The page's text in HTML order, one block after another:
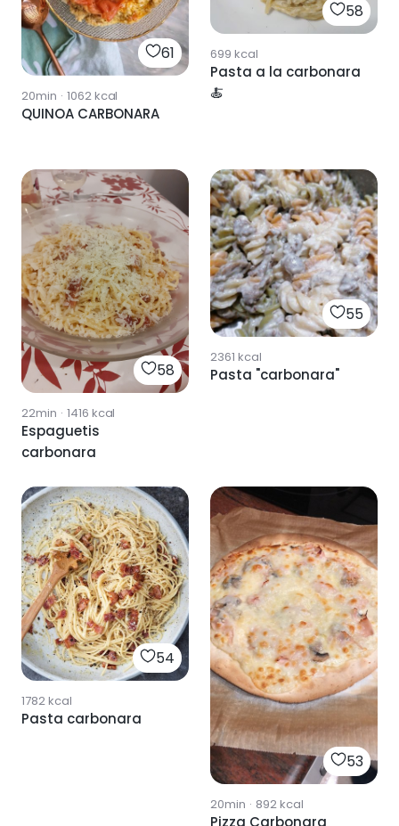
61
20min · 1062kcal
QUINOA CARBONARA
58
699 kcal
Pasta a la carbonara
🍝
58
22min · 1416 kcal
Espaguetis
carbonara
55
2361 kcal
Pasta "carbonara"
54
1782kcal
Pasta carbonara
53
20min · 892kcal
Pizza Carbonara